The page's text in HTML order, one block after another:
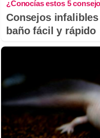
¿Conocías estos 5
Consejos
baño fácil y rápido